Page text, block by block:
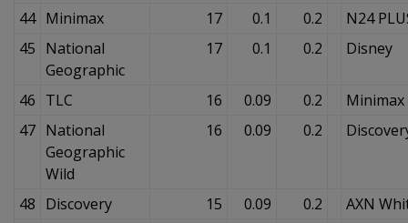
44 Minimax 17 0.1 0.2
N24
45 National
Geographic
17 0.1 0.2 Disney
46 TLC 16 0.09 0.2
Minimax
47 National
Geographic
Wild
16 0.09 0.2
48 Discovery 15 0.09 0.2
AXN